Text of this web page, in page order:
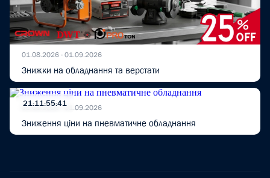
01.08.2026 - 01.09.2026
Знижки на обладнання та верстати
01.08.2026 - 01.09.2026
Зниження ціни на пневматичне обладнання
21:11:55:40